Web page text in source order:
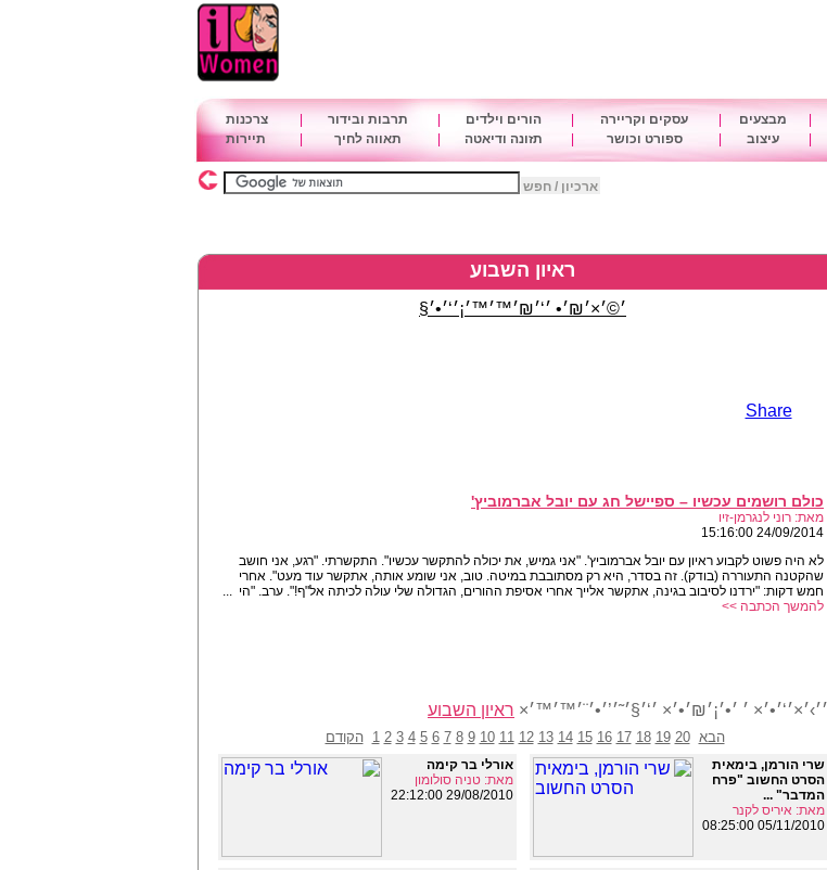
מבצעים עסקים וקריירה הורים וילדים תרבות ובידור
צרכנות
עיצוב ספורט וכושר תזונה ודיאטה תאווה לחיך תיירות
ארכיון / חפש
ראיון השבוע
׳©׳×׳₪׳• ׳‘׳₪׳™׳™׳¡׳‘׳•׳§
Share
כולם רושמים עכשיו – ספיישל חג עם יובל אברמוביץ'
מאת: רוני לנגרמן-זיו
24/09/2014 15:16:00
לא היה פשוט לקבוע ראיון עם יובל אברמוביץ'. "אני גמיש, את יכולה להתקשר עכשיו". התקשרתי. "רגע, אני חושב
שהקטנה התעוררה (בודק). זה בסדר, היא רק מסתובבת במיטה. טוב, אני שומע אותה, אתקשר עוד מעט". אחרי
חמש דקות: "ירדנו לסיבוב בגינה, אתקשר אלייך אחרי אסיפת ההורים, הגדולה שלי עולה לכיתה אל"ף!". ערב. "הי ...
להמשך הכתבה >>
׳׳›׳×׳‘׳•׳× ׳ ׳•׳¡׳₪׳•׳× ׳‘׳§׳˜׳’׳•׳¨׳™׳™׳× ראיון השבוע
הבא 1 2 3 4 5 6 7 8 9 10 11 12 13 14 15 16 17 18 19 20 הקודם
שרי הורמן, בימאית
הסרט החשוב "פרח
המדבר" ...
מאת: איריס לקנר
05/11/2010 08:25:00
אורלי בר קימה
מאת: טניה סולומון
29/08/2010 22:12:00